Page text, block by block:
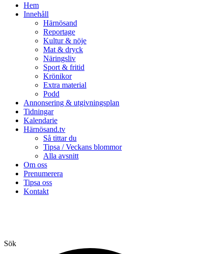
Hem
Innehåll
Härnösand
Reportage
Kultur & nöje
Mat & dryck
Näringsliv
Sport & fritid
Krönikor
Extra material
Podd
Annonsering & utgivningsplan
Tidningar
Kalendarie
Härnösand.tv
Så tittar du
Tipsa / Veckans blommor
Alla avsnitt
Om oss
Prenumerera
Tipsa oss
Kontakt
Sök